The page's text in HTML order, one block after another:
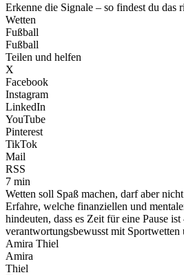
Erkenne die Signale – so findest du das
Wetten
Fußball
Fußball
Teilen und helfen
X
Facebook
Instagram
LinkedIn
YouTube
Pinterest
TikTok
Mail
RSS
7 min
Wetten soll Spaß machen, darf aber
Erfahre, welche finanziellen und
hindeuten, dass es Zeit für eine Pause
verantwortungsbewusst mit Sportwetten
Amira Thiel
Amira
Thiel